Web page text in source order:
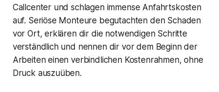
Callcenter und schlagen immense Anfahrtskosten
auf. Seriöse Monteure begutachten den Schaden
vor Ort, erklären dir die notwendigen Schritte
verständlich und nennen dir vor dem Beginn der
Arbeiten einen verbindlichen Kostenrahmen, ohne
Druck auszuüben.